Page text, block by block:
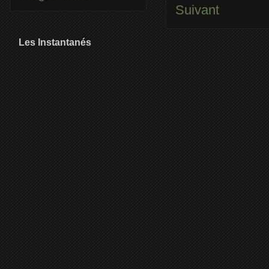
Suivant
Les Instantanés